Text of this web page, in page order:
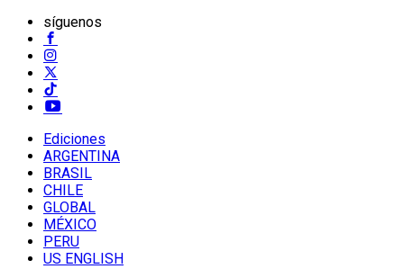
síguenos
Ediciones
ARGENTINA
BRASIL
CHILE
GLOBAL
MÉXICO
PERU
US ENGLISH